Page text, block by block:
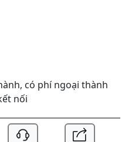
có phí ngoại thành
nối